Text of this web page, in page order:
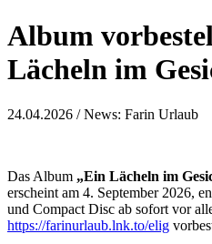
Album
Lächeln im
24.04.2026 / News: Farin Urlaub
Das Album „Ein Lächeln im
erscheint am 4. September 2026,
und Compact Disc ab sofort vor
https://farinurlaub.lnk.to/elig